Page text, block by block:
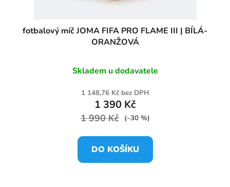
fotbalový míč JOMA FIFA PRO FLAME III | BÍLÁ-
ORANŽOVÁ
Skladem u dodavatele
1 148,76 Kč bez DPH
1 390 Kč
1 990 Kč (–30 %)
DO KOŠÍKU